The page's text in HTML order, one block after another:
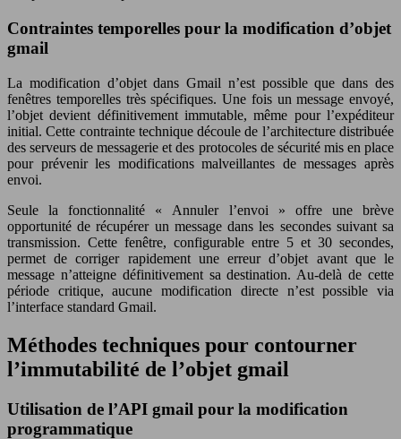
Contraintes temporelles pour la modification d’objet
gmail
La modification d’objet dans Gmail n’est possible que dans des
fenêtres temporelles très spécifiques. Une fois un message envoyé,
l’objet devient définitivement immutable, même pour l’expéditeur
initial. Cette contrainte technique découle de l’architecture distribuée
des serveurs de messagerie et des protocoles de sécurité mis en place
pour prévenir les modifications malveillantes de messages après
envoi.
Seule la fonctionnalité « Annuler l’envoi » offre une brève
opportunité de récupérer un message dans les secondes suivant sa
transmission. Cette fenêtre, configurable entre 5 et 30 secondes,
permet de corriger rapidement une erreur d’objet avant que le
message n’atteigne définitivement sa destination. Au-delà de cette
période critique, aucune modification directe n’est possible via
l’interface standard Gmail.
Méthodes techniques pour contourner
l’immutabilité de l’objet gmail
Utilisation de l’API gmail pour la modification
programmatique